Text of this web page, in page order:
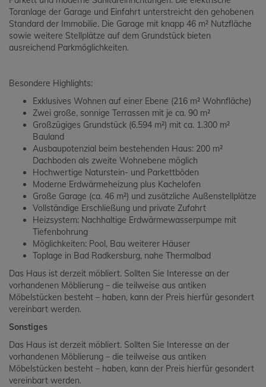
Toranlage der Garage und Einfahrt unterstreicht den gehobenen
Standard der Immobilie. Die Garage mit knapp 46 m² Nutzfläche
sowie weitere Stellplätze auf dem Grundstück bieten
ausreichend Parkmöglichkeiten.
Besondere Highlights:
Exklusives Wohnen auf einer Ebene (216 m² Wohnfläche)
Zwei große, sonnige Terrassen mit je ca. 90 m²
Großzügiges Grundstück (6.594 m²) mit ca. 1.300 m²
Bauland
Ausbaupotenzial beim bestehenden Haus: 200 m²
Dachboden als zweite Wohnebene möglich
Hochwertige Naturstein- und Parkettböden
Moderne Erdwärmeheizung plus Kachelofen
Große Garage (ca. 46 m²) und zusätzliche Außenstellplätze
Vollständige Erschließung und private Zufahrt
Heizsystem: Nachhaltige Erdwärmewasserpumpe mit
Tiefenbohrung
Möglichkeiten: Pool, Bau weiterer Häuser
Toplage in Bad Radkersburg, nahe Thermalbad
Das Haus ist derzeit möbliert. Sollten Sie Interesse an der
vorhandenen Möblierung – die teilweise aus antiken
Möbelstücken besteht – haben, kann der Preis hierfür gesondert
vereinbart werden.
Sonstiges
Das Haus ist derzeit möbliert. Sollten Sie Interesse an der
vorhandenen Möblierung – die teilweise aus antiken
Möbelstücken besteht – haben, kann der Preis hierfür gesondert
vereinbart werden.